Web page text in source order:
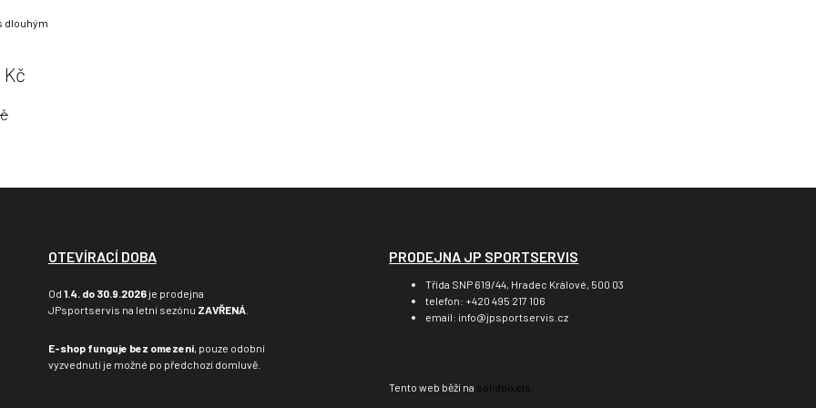
dlouhým
Kč
OTEVÍRACÍ DOBA
Od 1.4. do 30.9.2026je prodejna
JPsportservis na letní sezónu ZAVŘENÁ.
E-shop funguje bez omezení, pouze odobní
vyzvednutí je možné po předchozí domluvě.
PRODEJNA JP SPORTSERVIS
Třída SNP 619/44, Hradec Králové, 500 03
telefon: +420 495 217 106
email: info@jpsportservis.cz
Tento web běží na solidpixels.